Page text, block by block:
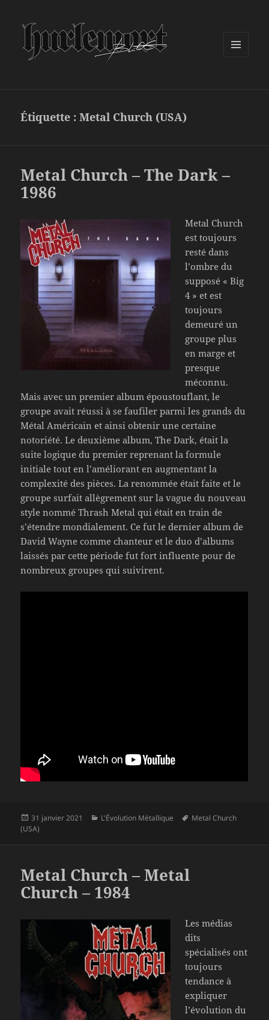
Étiquette :Metal Church (USA)
Metal Church – The Dark –
1986
Metal Church
est toujours
resté dans
l’ombre du
supposé « Big
4 » et est
toujours
demeuré un
groupe plus
en marge et
presque
méconnu.
Mais avec un premier album époustouflant, le
groupe avait réussi à se faufiler parmi les grands du
Métal Américain et ainsi obtenir une certaine
notoriété. Le deuxième album, The Dark, était la
suite logique du premier reprenant la formule
initiale tout en l’améliorant en augmentant la
complexité des pièces. La renommée était faite et le
groupe surfait allègrement sur la vague du nouveau
style nommé Thrash Metal qui était en train de
s’étendre mondialement. Ce fut le dernier album de
David Wayne comme chanteur et le duo d’albums
laissés par cette période fut fort influente pour de
nombreux groupes qui suivirent.
Publié
le
31 janvier 2021 Catégories
L'Évolution Métallique
Mots-
Metal Church
(USA)
Metal Church – Metal
Church – 1984
Les médias
dits
spécialisés ont
toujours
tendance à
expliquer
l’évolution du